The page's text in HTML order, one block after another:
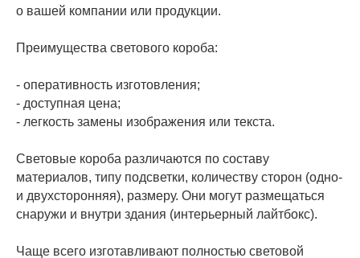
о вашей компании или продукции.
Преимущества светового короба:
- оперативность изготовления;
- доступная цена;
- легкость замены изображения или текста.
Световые короба различаются по составу
материалов, типу подсветки, количеству сторон (одно-
и двухсторонняя), размеру. Они могут размещаться
снаружи и внутри здания (интерьерный лайтбокс).
Чаще всего изготавливают полностью световой